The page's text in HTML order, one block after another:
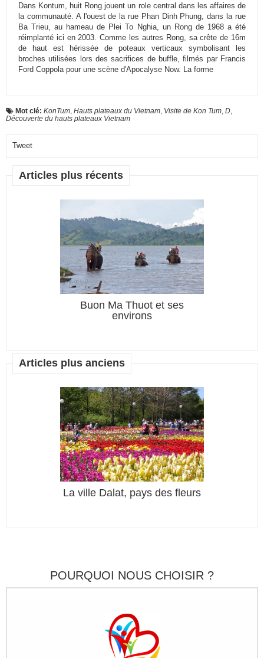
Dans Kontum, huit Rong jouent un role central dans les affaires de
la communauté. A l'ouest de la rue Phan Dinh Phung, dans la rue
Ba Trieu, au hameau de Plei To Nghia, un Rong de 1968 a été
réimplanté ici en 2003. Comme les autres Rong, sa crête de 16m
de haut est hérissée de poteaux verticaux symbolisant les
broches utilisées lors des sacrifices de buffle, filmés par Francis
Ford Coppola pour une scène d'Apocalyse Now. La forme
Mot clé: KonTum, Hauts plateaux du Vietnam, Visite de Kon Tum, D,
Découverte du hauts plateaux Vietnam
Tweet
Articles plus récents
Buon Ma Thuot et ses
environs
Articles plus anciens
La ville Dalat, pays des fleurs
POURQUOI NOUS CHOISIR ?